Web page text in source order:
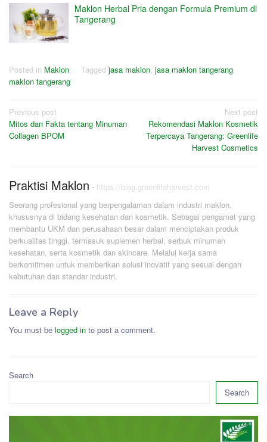
Maklon Herbal Pria dengan Formula Premium di
Tangerang
Posted in Maklon Tagged jasa maklon, jasa maklon tangerang,
maklon tangerang
Post
navigation
Previous post
Mitos dan Fakta tentang Minuman
Collagen BPOM
Next post
Rekomendasi Maklon Kosmetik
Terpercaya Tangerang: Greenlife
Harvest Cosmetics
Praktisi Maklon - https://blog.greenlifeharvest.com
Seorang profesional yang berpengalaman dalam industri maklon,
khususnya di bidang kesehatan dan kosmetik. Sebagai pengamat yang
membantu UKM dan perusahaan besar dalam menciptakan produk
berkualitas tinggi, termasuk suplemen herbal, serbuk minuman
kesehatan, serta kosmetik dan skincare. Melalui kerja sama
berkomitmen untuk memberikan solusi inovatif yang sesuai dengan
kebutuhan dan standar industri.
Leave a Reply
You must be logged in to post a comment.
Search
Search